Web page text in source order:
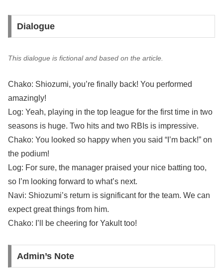
Dialogue
This dialogue is fictional and based on the article.
Chako: Shiozumi, you’re finally back! You performed
amazingly!
Log: Yeah, playing in the top league for the first time in two
seasons is huge. Two hits and two RBIs is impressive.
Chako: You looked so happy when you said “I’m back!” on
the podium!
Log: For sure, the manager praised your nice batting too,
so I’m looking forward to what’s next.
Navi: Shiozumi’s return is significant for the team. We can
expect great things from him.
Chako: I’ll be cheering for Yakult too!
Admin’s Note